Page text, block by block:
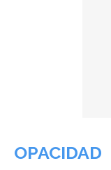
OPACIDAD